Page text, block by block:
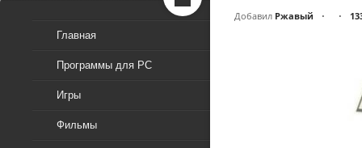
Главная
Программы для PC
Игры
Фильмы
Добавил Ржавый • •